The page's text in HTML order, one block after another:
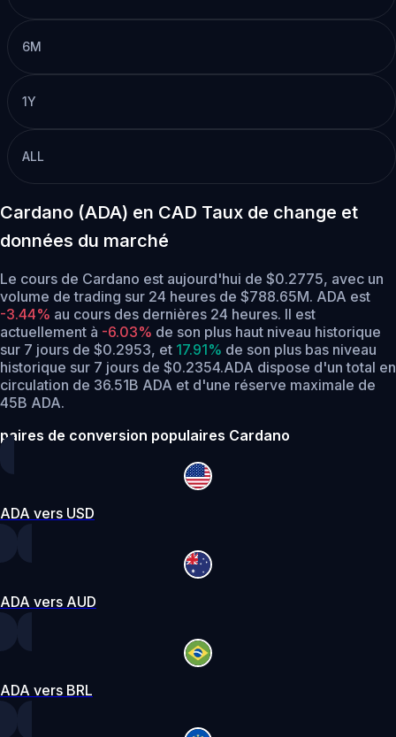
6M
1Y
ALL
Cardano (ADA) en CAD Taux de change et
données du marché
Le cours de Cardano est aujourd'hui de $0.2775, avec un
volume de trading sur 24 heures de $788.65M. ADA est
-3.44% au cours des dernières 24 heures. Il est
actuellement à -6.03% de son plus haut niveau historique
sur 7 jours de $0.2953, et 17.91% de son plus bas niveau
historique sur 7 jours de $0.2354.ADA dispose d'un total en
circulation de 36.51B ADA et d'une réserve maximale de
45B ADA.
paires de conversion populaires Cardano
ADA vers USD
ADA vers AUD
ADA vers BRL